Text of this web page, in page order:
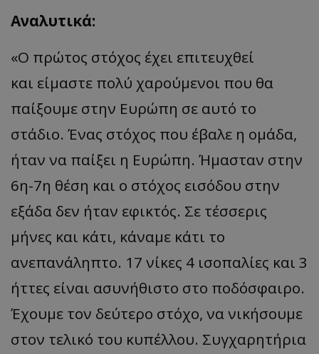
Αναλυτικά:
«Ο πρώτος στόχος έχει επιτευχθεί
και είμαστε πολύ χαρούμενοι που θα
παίξουμε στην Ευρώπη σε αυτό το
στάδιο. Ένας στόχος που έβαλε η ομάδα,
ήταν να παίξει η Ευρώπη. Ήμασταν στην
6η-7η θέση και ο στόχος εισόδου στην
εξάδα δεν ήταν εφικτός. Σε τέσσερις
μήνες και κάτι, κάναμε κάτι το
ανεπανάληπτο. 17 νίκες 4 ισοπαλίες και 3
ήττες είναι ασυνήθιστο στο ποδόσφαιρο.
Έχουμε τον δεύτερο στόχο, να νικήσουμε
στον τελικό του κυπέλλου. Συγχαρητήρια